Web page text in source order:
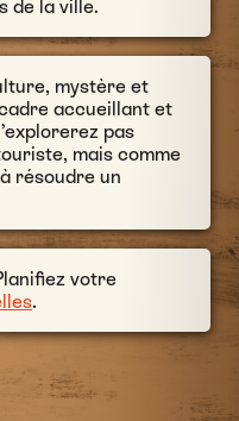
de la ville.
mystère et
accueillant et
pas
mais comme
résoudre un
votre
.